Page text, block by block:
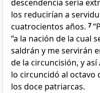
descendencia sería
los reducirían a
cuatrocientos años. 7
“a la nación de la cual
saldrán y me servirán
de la circuncisión, y
lo circuncidó al octavo
los doce patriarcas.